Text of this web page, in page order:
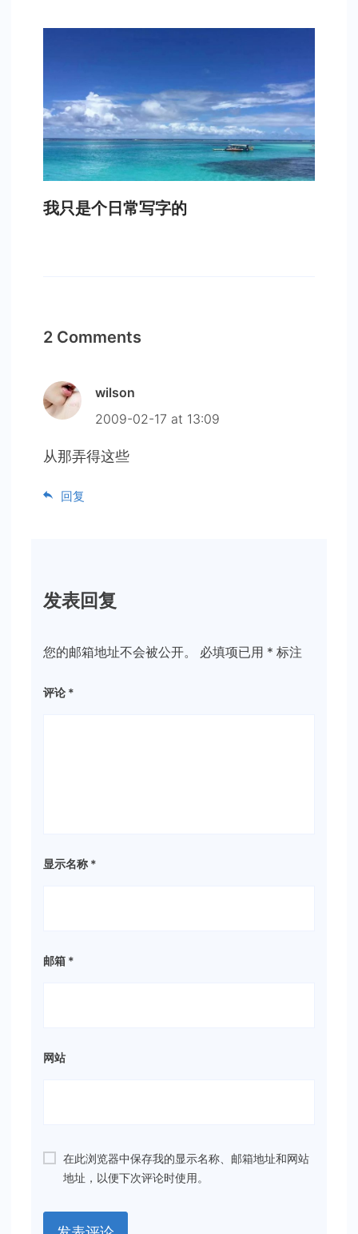
我只是个日常写字的
2 Comments
wilson
2009-02-17 at 13:09
从那弄得这些
回复
发表回复
您的邮箱地址不会被公开。 必填项已用 * 标注
评论 *
显示名称 *
邮箱 *
网站
在此浏览器中保存我的显示名称、邮箱地址和网站
地址，以便下次评论时使用。